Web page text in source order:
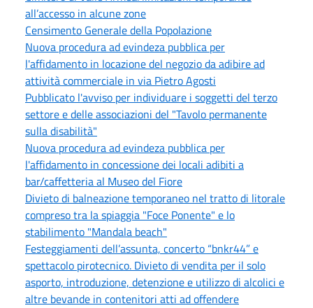
all’accesso in alcune zone
Censimento Generale della Popolazione
Nuova procedura ad evindeza pubblica per
l'affidamento in locazione del negozio da adibire ad
attività commerciale in via Pietro Agosti
Pubblicato l'avviso per individuare i soggetti del terzo
settore e delle associazioni del "Tavolo permanente
sulla disabilità"
Nuova procedura ad evindeza pubblica per
l'affidamento in concessione dei locali adibiti a
bar/caffetteria al Museo del Fiore
Divieto di balneazione temporaneo nel tratto di litorale
compreso tra la spiaggia "Foce Ponente" e lo
stabilimento "Mandala beach"
Festeggiamenti dell’assunta, concerto “bnkr44” e
spettacolo pirotecnico. Divieto di vendita per il solo
asporto, introduzione, detenzione e utilizzo di alcolici e
altre bevande in contenitori atti ad offendere